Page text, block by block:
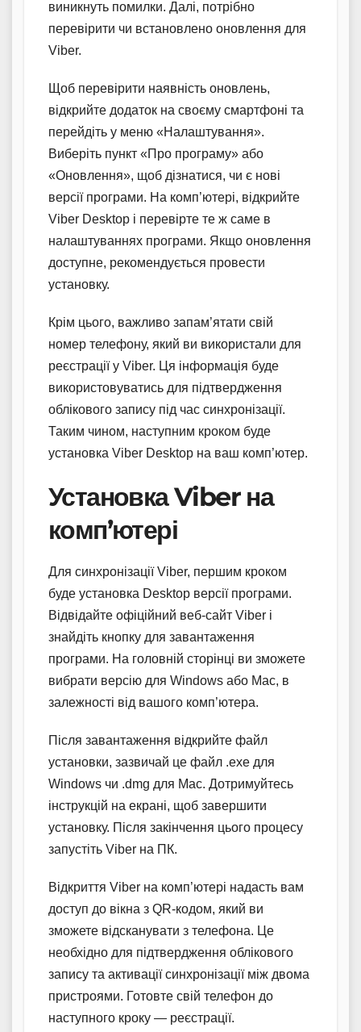
виникнуть помилки. Далі, потрібно
перевірити чи встановлено оновлення для
Viber.
Щоб перевірити наявність оновлень,
відкрийте додаток на своєму смартфоні та
перейдіть у меню «Налаштування».
Виберіть пункт «Про програму» або
«Оновлення», щоб дізнатися, чи є нові
версії програми. На комп’ютері, відкрийте
Viber Desktop і перевірте те ж саме в
налаштуваннях програми. Якщо оновлення
доступне, рекомендується провести
установку.
Крім цього, важливо запам’ятати свій
номер телефону, який ви використали для
реєстрації у Viber. Ця інформація буде
використовуватись для підтвердження
облікового запису під час синхронізації.
Таким чином, наступним кроком буде
установка Viber Desktop на ваш комп’ютер.
Установка Viber на
комп’ютері
Для синхронізації Viber, першим кроком
буде установка Desktop версії програми.
Відвідайте офіційний веб-сайт Viber і
знайдіть кнопку для завантаження
програми. На головній сторінці ви зможете
вибрати версію для Windows або Mac, в
залежності від вашого комп’ютера.
Після завантаження відкрийте файл
установки, зазвичай це файл .exe для
Windows чи .dmg для Mac. Дотримуйтесь
інструкцій на екрані, щоб завершити
установку. Після закінчення цього процесу
запустіть Viber на ПК.
Відкриття Viber на комп’ютері надасть вам
доступ до вікна з QR-кодом, який ви
зможете відсканувати з телефона. Це
необхідно для підтвердження облікового
запису та активації синхронізації між двома
пристроями. Готовте свій телефон до
наступного кроку — реєстрації.